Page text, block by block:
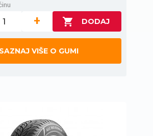
+
SAZNAJ VIŠE O GUMI